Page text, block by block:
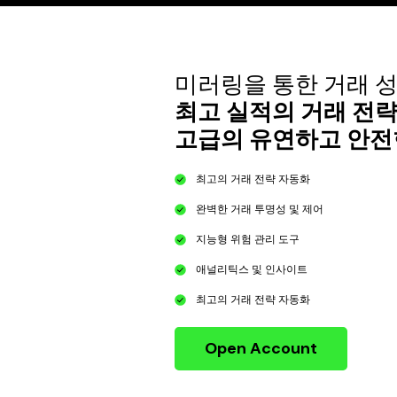
미러링을 통한 거래
최고 실적의 거래 전
고급의 유연하고 안
최고의 거래 전략 자동화​
완벽한 거래 투명성 및 제어
지능형 위험 관리 도구​​
애널리틱스 및 인사이트​
최고의 거래 전략 자동화
Open Account